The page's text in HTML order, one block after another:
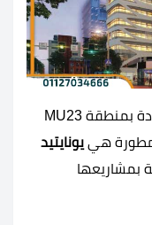
مول جي ثري من أهم المولات الموجودة بمنطقة MU23
هي يونايتيد
بمشاريعها